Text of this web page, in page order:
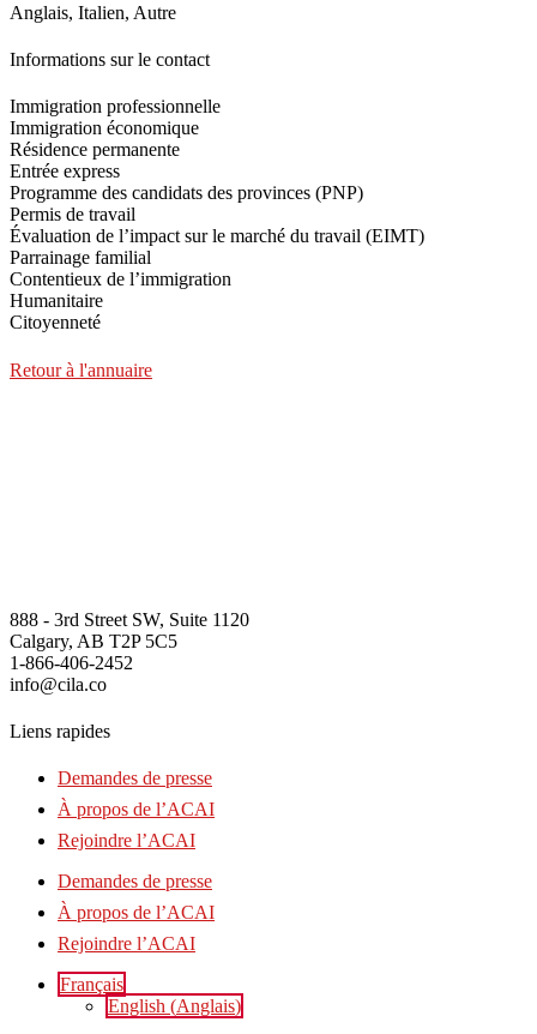
Anglais, Italien, Autre
Informations sur le contact
Immigration professionnelle
Immigration économique
Résidence permanente
Entrée express
Programme des candidats des provinces (PNP)
Permis de travail
Évaluation de l’impact sur le marché du travail (EIMT)
Parrainage familial
Contentieux de l’immigration
Humanitaire
Citoyenneté
Retour à l'annuaire
888 - 3rd Street SW, Suite 1120
Calgary, AB T2P 5C5
1-866-406-2452
info@cila.co
Liens rapides
Demandes de presse
À propos de l’ACAI
Rejoindre l’ACAI
Demandes de presse
À propos de l’ACAI
Rejoindre l’ACAI
Français
English (Anglais)